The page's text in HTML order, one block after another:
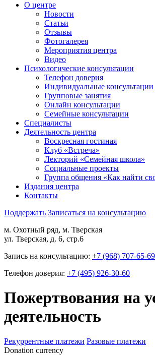
О центре
Новости
Статьи
Отзывы
Фотогалерея
Мероприятия центра
Видео
Психологические консультации
Телефон доверия
Индивидуальные консультации
Групповые занятия
Онлайн консультации
Семейные консультации
Специалисты
Деятельность центра
Воскресная гостиная
Клуб «Встреча»
Лекторий «Семейная школа»
Социальные проекты
Группа общения «Как найти
Издания центра
Контакты
Поддержать Записаться на консультацию
м. Охотный ряд, м. Тверская
ул. Тверская, д. 6, стр.6
Запись на консультацию: +7 (968) 707-65-69
Телефон доверия: +7 (495) 926-30-60
Пожертвования на
деятельность
Рекуррентные платежи Разовые платежи
Donation currency